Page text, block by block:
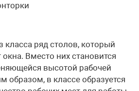
ряд столов, который
Вместо них становится
высотой рабочей
образом, в классе образуется